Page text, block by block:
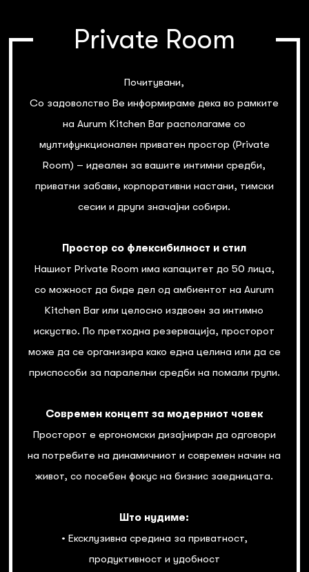
Private Room
Почитувани,
Со задоволство Ве информираме дека во рамките
на Aurum Kitchen Bar располагаме со
мултифункционален приватен простор (Private
Room) – идеален за вашите интимни средби,
приватни забави, корпоративни настани, тимски
сесии и други значајни собири.
Простор со флексибилност и стил
Нашиот Private Room има капацитет до 50 лица,
со можност да биде дел од амбиентот на Aurum
Kitchen Bar или целосно издвоен за интимно
искуство. По претходна резервација, просторот
може да се организира како една целина или да се
приспособи за паралелни средби на помали групи.
Современ концепт за модерниот човек
Просторот е ергономски дизајниран да одговори
на потребите на динамичниот и современ начин на
живот, со посебен фокус на бизнис заедницата.
Што нудиме:
• Ексклузивна средина за приватност,
продуктивност и удобност